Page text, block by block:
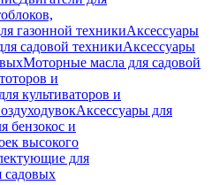
газонной техникиАксессуары
садовой техникиАксессуары
Моторные масла для садовой
и
культиваторов и
Аксессуары для
бензокос и
высокого
для
садовых